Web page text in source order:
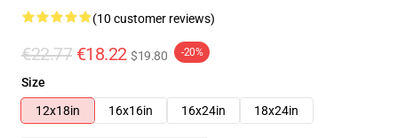
(10 customer reviews)
€22.77 €18.22 $19.80 -20%
Size
12x18in
16x16in 16x24in 18x24in